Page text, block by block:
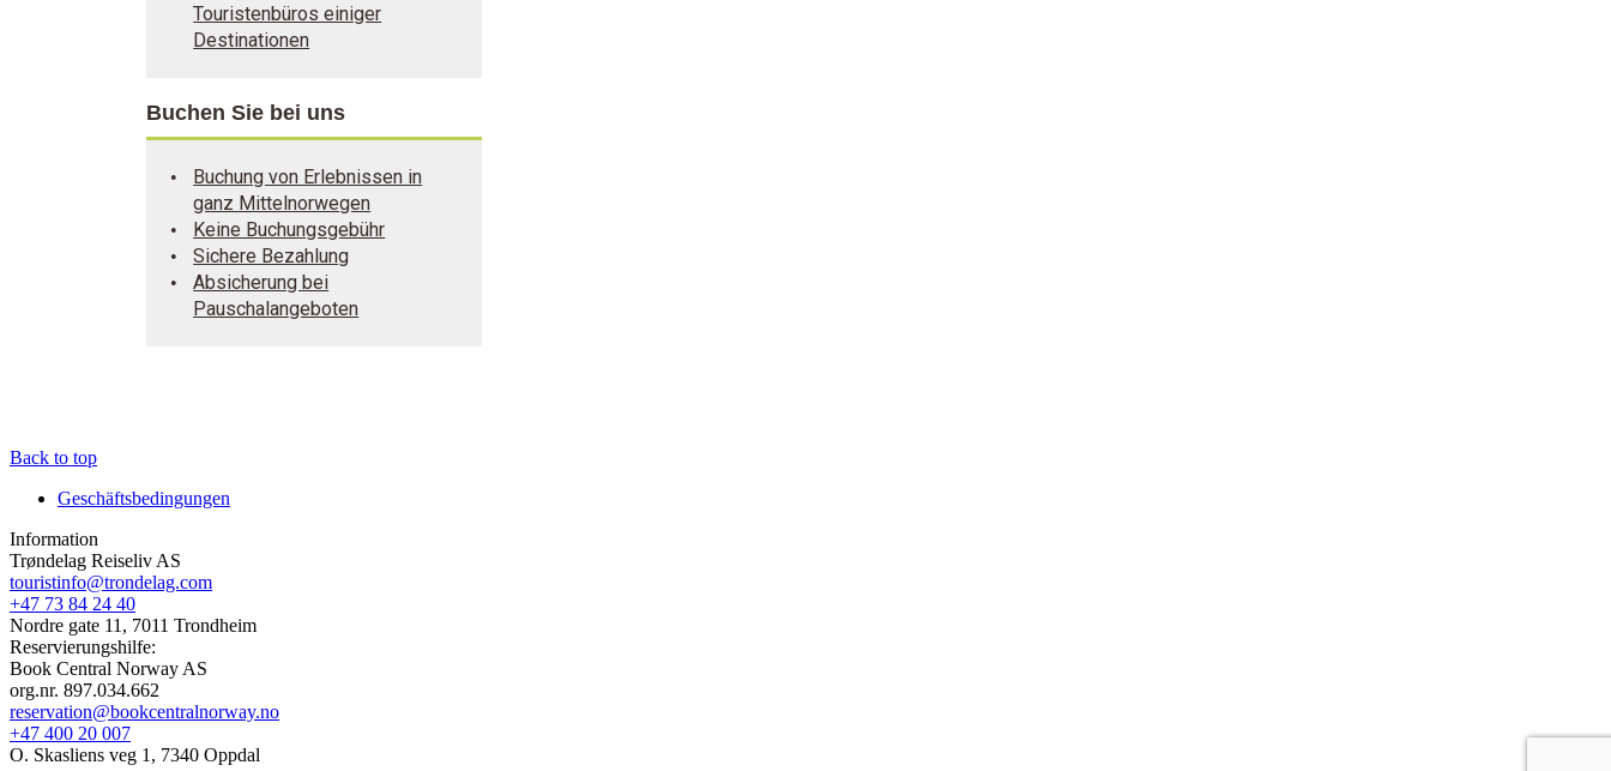
Touristenbüros einiger
Destinationen
Buchen Sie bei uns
Buchung von Erlebnissen in
ganz Mittelnorwegen
Keine Buchungsgebühr
Sichere Bezahlung
Absicherung bei
Pauschalangeboten
Back to top
Geschäftsbedingungen
Information
Trøndelag Reiseliv AS
touristinfo@trondelag.com
+47 73 84 24 40
Nordre gate 11, 7011 Trondheim
Reservierungshilfe:
Book Central Norway AS
org.nr. 897.034.662
reservation@bookcentralnorway.no
+47 400 20 007
O. Skasliens veg 1, 7340 Oppdal